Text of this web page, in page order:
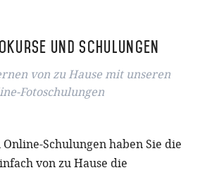
und Schulungen
von zu Hause mit unseren
Fotoschulungen
Schulungen haben Sie die
von zu Hause die